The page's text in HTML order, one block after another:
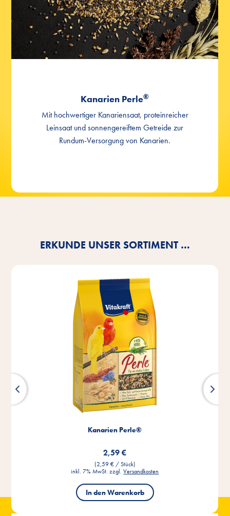
Kanarien Perle®
Mit hochwertiger Kanariensaat, proteinreicher
Leinsaat und sonnengereiftem Getreide zur
Rundum-Versorgung von Kanarien.
ERKUNDE UNSER SORTIMENT …
Kanarien Perle®
2,59 €
(2,59 € / Stück)
inkl. 7% MwSt. zzgl.Versandkosten
In den Warenkorb